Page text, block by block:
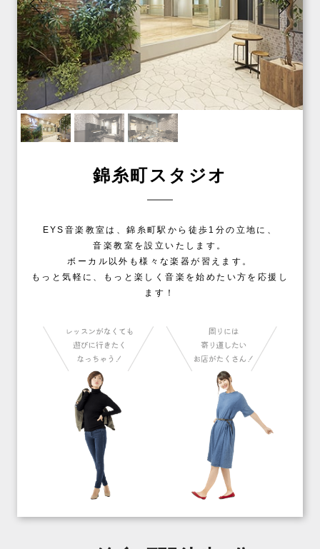
錦糸町スタジオ
EYS音楽教室は、錦糸町駅から徒歩1分の立地に、
音楽教室を設立いたします。
ボーカル以外も様々な楽器が習えます。
もっと気軽に、もっと楽しく音楽を始めたい方を応援し
ます！